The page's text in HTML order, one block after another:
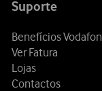
Suporte
Benefícios
Ver Fatura
Lojas
Contactos